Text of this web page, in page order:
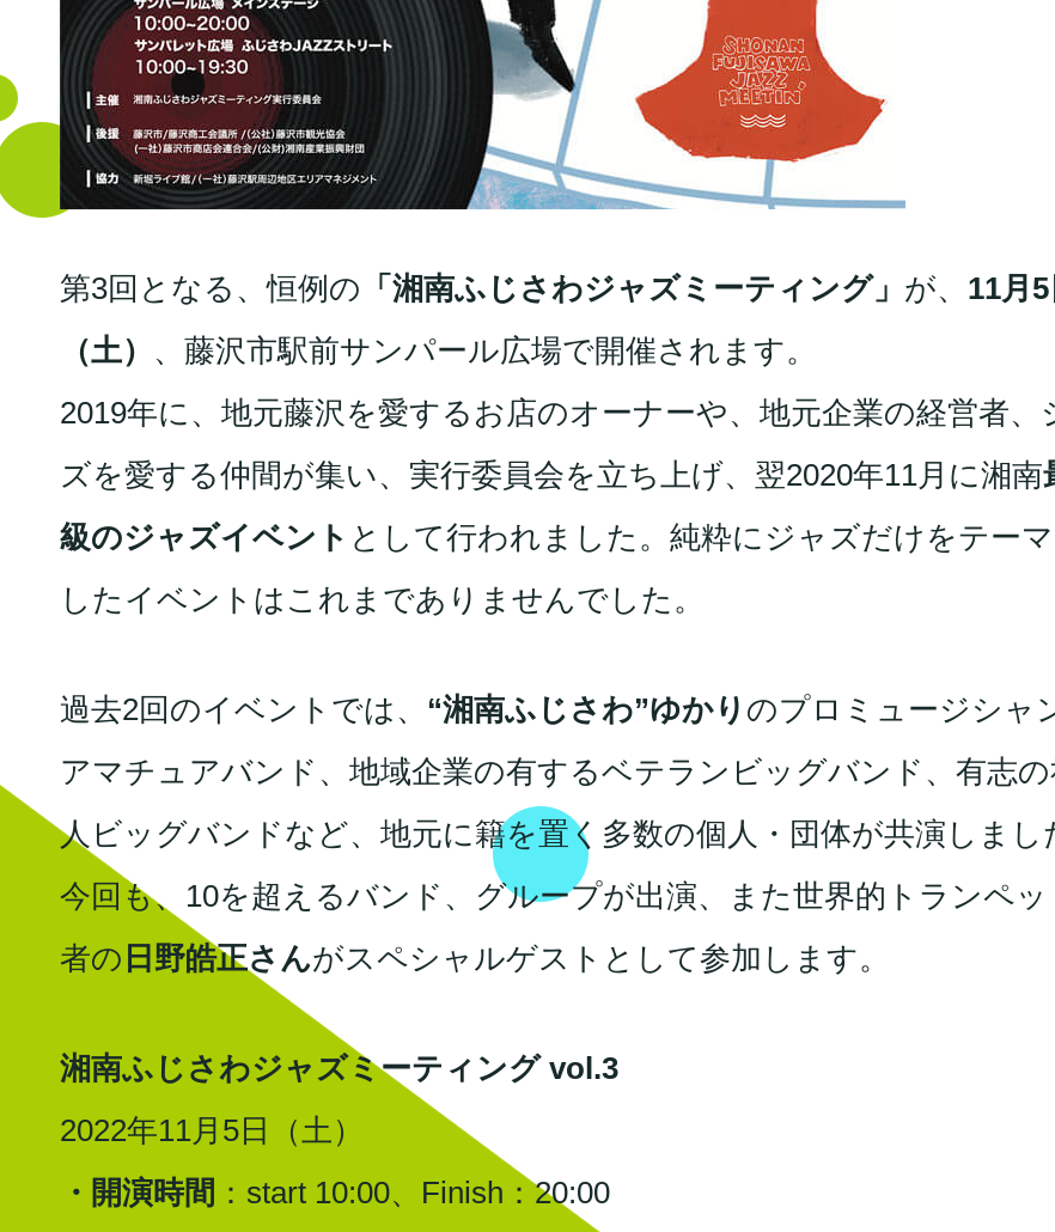
第3回となる、恒例の 「湘南ふじさわジャズミーティング」 が、 11月5
（土） 、藤沢市駅前サンパール広場で開催されます。
2019年に、地元藤沢を愛するお店のオーナーや、地元企業の経営者、
ズを愛する仲間が集い、実行委員会を立ち上げ、翌2020年11月に湘南
級のジャズイベント として行われました。純粋にジャズだけをテー
したイベントはこれまでありませんでした。
過去2回のイベントでは、 “湘南ふじさわ”ゆかり のプロミュージシャ
アマチュアバンド、地域企業の有するベテランビッグバンド、有志
人ビッグバンドなど、地元に籍を置く多数の個人・団体が共演しまし
今回も、10を超えるバンド、グループが出演、また世界的トランペッ
者の 日野皓正さんがスペシャルゲストとして参加します。
湘南ふじさわジャズミーティング vol.3
2022年11月5日（土）
・開演時間 ：start 10:00、Finish：20:00